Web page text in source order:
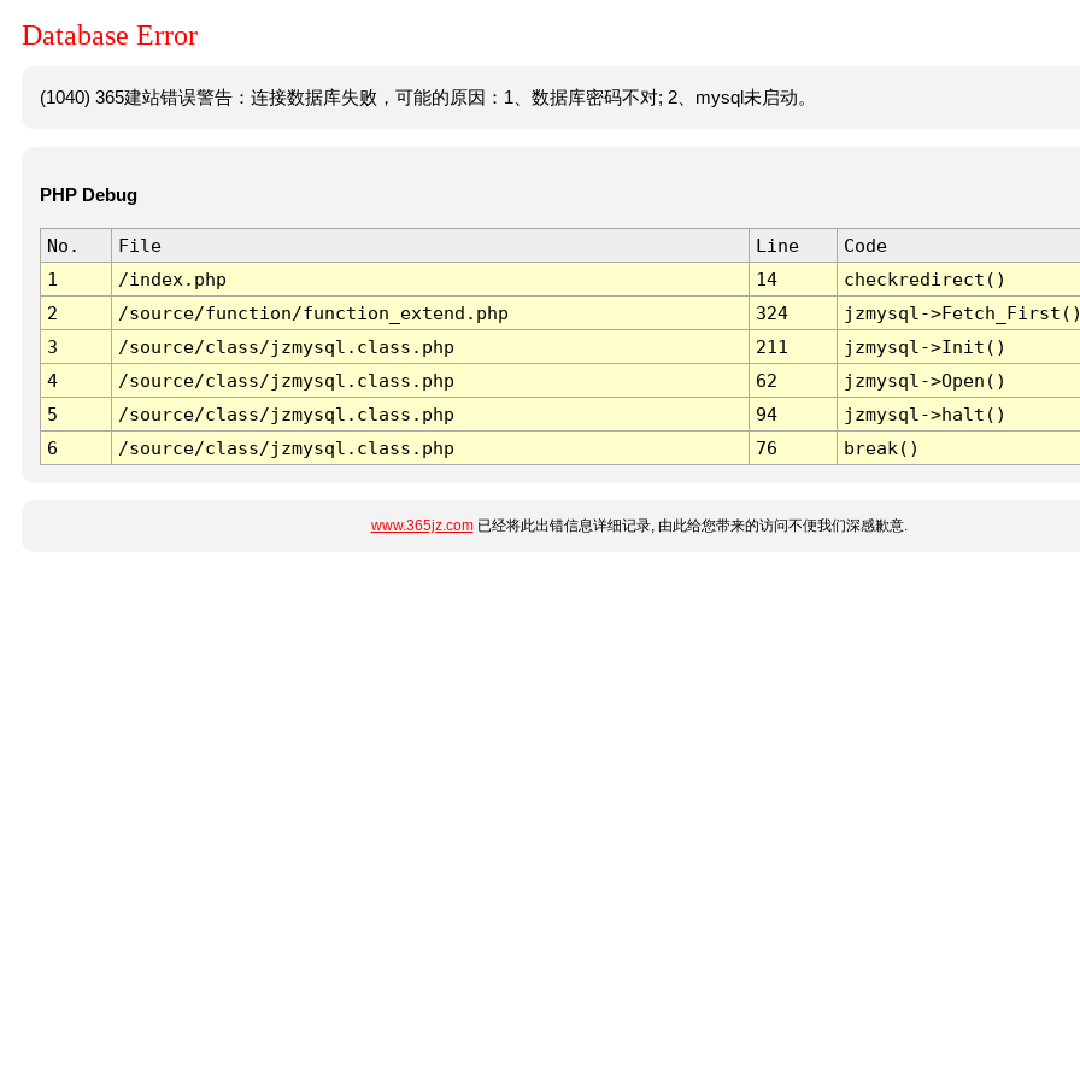
Database Error
(1040) 365建站错误警告：连接数据库失败，可能的原因：1、数据库密码不对; 2、mysql未启动。
PHP Debug
No. File Line
Code
1
/index.php 14
checkredirect()
2
/source/function/function_extend.php 324
jzmysql-
3
/source/class/jzmysql.class.php 211
jzmysql->Init()
4
/source/class/jzmysql.class.php 62
jzmysql->Open()
5
/source/class/jzmysql.class.php 94
jzmysql->halt()
6
/source/class/jzmysql.class.php 76 break()
www.365jz.com已经将此出错信息详细记录, 由此给您带来的访问不便我们深感歉意.